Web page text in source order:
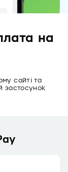
на
сайті та
застосунок